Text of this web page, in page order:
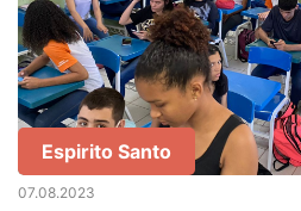
Espirito Santo
07.08.2023